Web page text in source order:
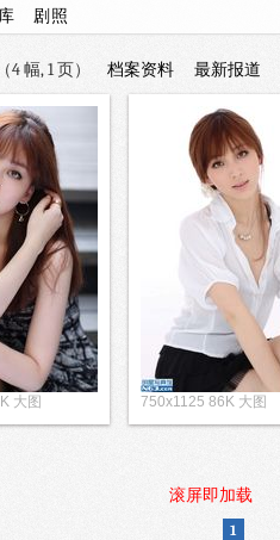
剧照
4 幅, 1 页） 档案资料 最新报道
大图 750x1125 86K 大图
滚屏即加载
1